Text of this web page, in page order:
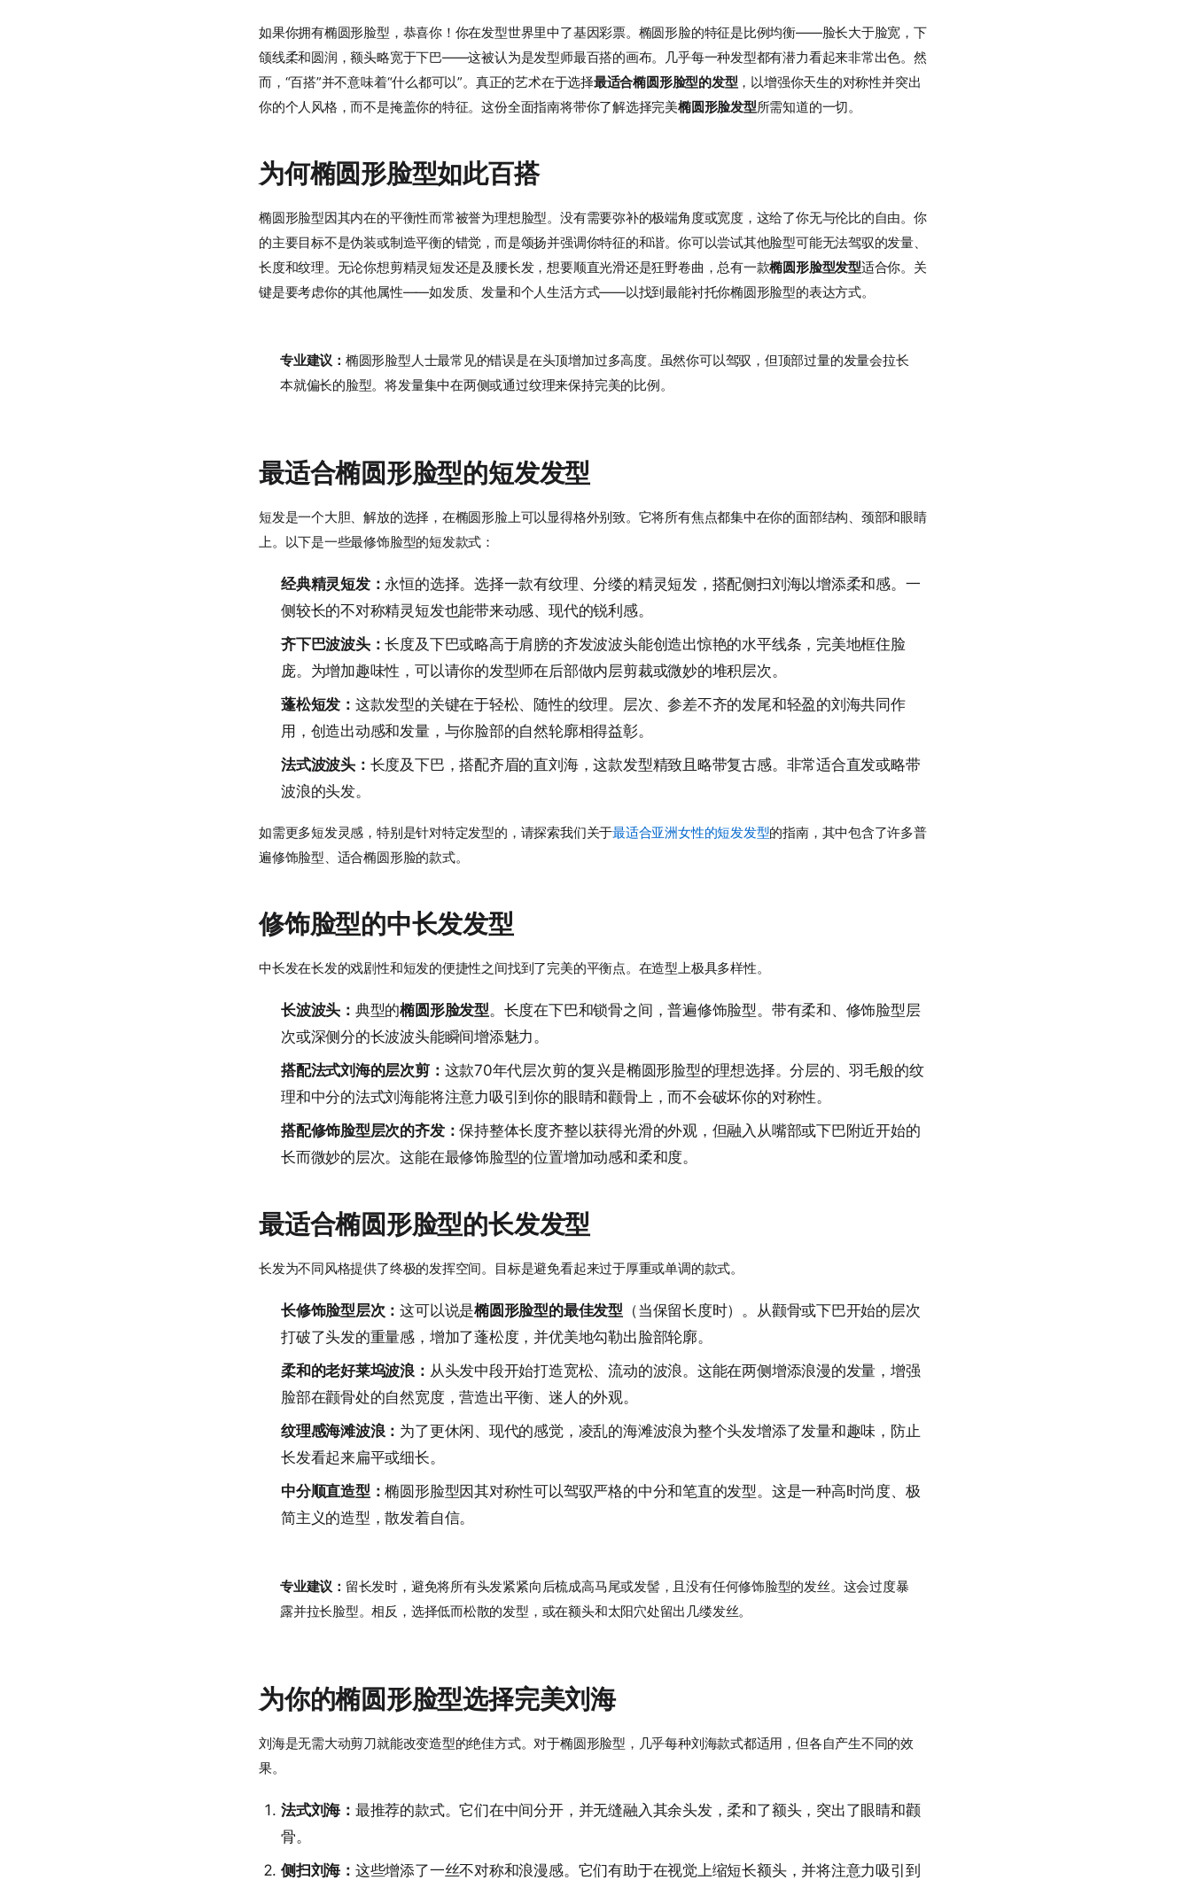
如果你拥有椭圆形脸型，恭喜你！你在发型世界里中了基因彩票。椭圆形脸的特征是比例均衡——脸长大于脸宽，下
颌线柔和圆润，额头略宽于下巴——这被认为是发型师最百搭的画布。几乎每一种发型都有潜力看起来非常出色。然
而，“百搭”并不意味着“什么都可以”。真正的艺术在于选择最适合椭圆形脸型的发型 ，以增强你天生的对称性并突出
你的个人风格，而不是掩盖你的特征。这份全面指南将带你了解选择完美椭圆形脸发型所需知道的一切。
为何椭圆形脸型如此百搭
椭圆形脸型因其内在的平衡性而常被誉为理想脸型。没有需要弥补的极端角度或宽度，这给了你无与伦比的自由。你
的主要目标不是伪装或制造平衡的错觉，而是颂扬并强调你特征的和谐。你可以尝试其他脸型可能无法驾驭的发量、
长度和纹理。无论你想剪精灵短发还是及腰长发，想要顺直光滑还是狂野卷曲，总有一款椭圆形脸型发型适合你。关
键是要考虑你的其他属性——如发质、发量和个人生活方式——以找到最能衬托你椭圆形脸型的表达方式。
专业建议： 椭圆形脸型人士最常见的错误是在头顶增加过多高度。虽然你可以驾驭，但顶部过量的发量会拉长
本就偏长的脸型。将发量集中在两侧或通过纹理来保持完美的比例。
最适合椭圆形脸型的短发发型
短发是一个大胆、解放的选择，在椭圆形脸上可以显得格外别致。它将所有焦点都集中在你的面部结构、颈部和眼睛
上。以下是一些最修饰脸型的短发款式：
经典精灵短发： 永恒的选择。选择一款有纹理、分缕的精灵短发，搭配侧扫刘海以增添柔和感。一
侧较长的不对称精灵短发也能带来动感、现代的锐利感。
齐下巴波波头：长度及下巴或略高于肩膀的齐发波波头能创造出惊艳的水平线条，完美地框住脸
庞。为增加趣味性，可以请你的发型师在后部做内层剪裁或微妙的堆积层次。
蓬松短发： 这款发型的关键在于轻松、随性的纹理。层次、参差不齐的发尾和轻盈的刘海共同作
用，创造出动感和发量，与你脸部的自然轮廓相得益彰。
法式波波头： 长度及下巴，搭配齐眉的直刘海，这款发型精致且略带复古感。非常适合直发或略带
波浪的头发。
如需更多短发灵感，特别是针对特定发型的，请探索我们关于最适合亚洲女性的短发发型的指南，其中包含了许多普
遍修饰脸型、适合椭圆形脸的款式。
修饰脸型的中长发发型
中长发在长发的戏剧性和短发的便捷性之间找到了完美的平衡点。在造型上极具多样性。
长波波头： 典型的椭圆形脸发型。长度在下巴和锁骨之间，普遍修饰脸型。带有柔和、修饰脸型层
次或深侧分的长波波头能瞬间增添魅力。
搭配法式刘海的层次剪： 这款70年代层次剪的复兴是椭圆形脸型的理想选择。分层的、羽毛般的纹
理和中分的法式刘海能将注意力吸引到你的眼睛和颧骨上，而不会破坏你的对称性。
搭配修饰脸型层次的齐发：保持整体长度齐整以获得光滑的外观，但融入从嘴部或下巴附近开始的
长而微妙的层次。这能在最修饰脸型的位置增加动感和柔和度。
最适合椭圆形脸型的长发发型
长发为不同风格提供了终极的发挥空间。目标是避免看起来过于厚重或单调的款式。
长修饰脸型层次：这可以说是椭圆形脸型的最佳发型 （当保留长度时）。从颧骨或下巴开始的层次
打破了头发的重量感，增加了蓬松度，并优美地勾勒出脸部轮廓。
柔和的老好莱坞波浪： 从头发中段开始打造宽松、流动的波浪。这能在两侧增添浪漫的发量，增强
脸部在颧骨处的自然宽度，营造出平衡、迷人的外观。
纹理感海滩波浪： 为了更休闲、现代的感觉，凌乱的海滩波浪为整个头发增添了发量和趣味，防止
长发看起来扁平或细长。
中分顺直造型：椭圆形脸型因其对称性可以驾驭严格的中分和笔直的发型。这是一种高时尚度、极
简主义的造型，散发着自信。
专业建议： 留长发时，避免将所有头发紧紧向后梳成高马尾或发髻，且没有任何修饰脸型的发丝。这会过度暴
露并拉长脸型。相反，选择低而松散的发型，或在额头和太阳穴处留出几缕发丝。
为你的椭圆形脸型选择完美刘海
刘海是无需大动剪刀就能改变造型的绝佳方式。对于椭圆形脸型，几乎每种刘海款式都适用，但各自产生不同的效
果。
法式刘海： 最推荐的款式。它们在中间分开，并无缝融入其余头发，柔和了额头，突出了眼睛和颧
骨。
侧扫刘海： 这些增添了一丝不对称和浪漫感。它们有助于在视觉上缩短长额头，并将注意力吸引到